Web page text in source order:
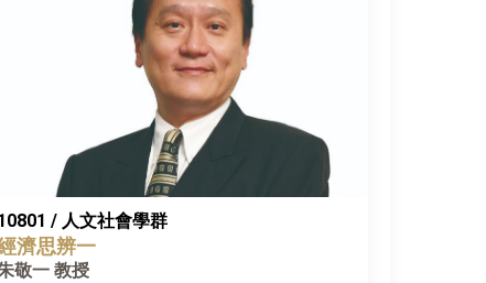
/ 人文社會學群
濟思辨一
敬一 教授